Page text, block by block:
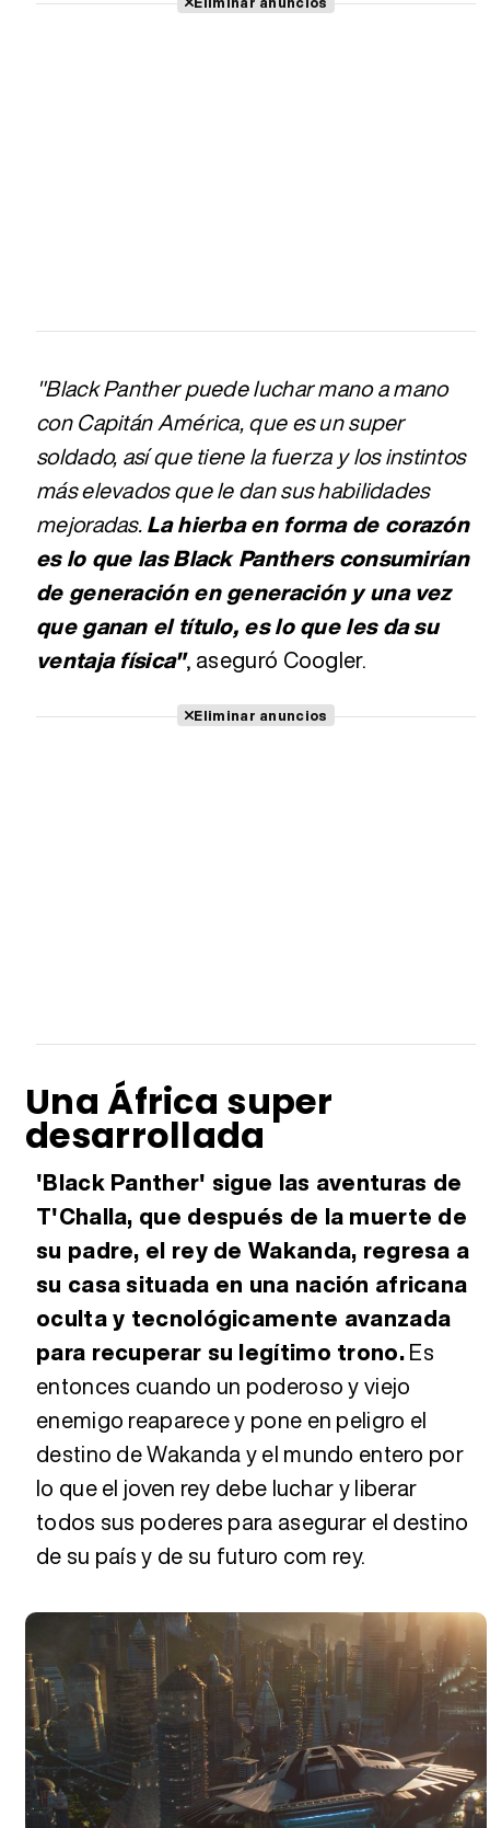
"Black Panther puede luchar mano a mano
con Capitán América, que es un super
soldado, así que tiene la fuerza y los instintos
más elevados que le dan sus habilidades
mejoradas.La hierba en forma de corazón
es lo que las Black Panthers consumirían
de generación en generación y una vez
que ganan el título, es lo que les da su
ventaja física", aseguró Coogler.
Eliminar anuncios
Una África super
desarrollada
'Black Panther' sigue las aventuras de
T'Challa, que después de la muerte de
su padre, el rey de Wakanda, regresa a
su casa situada en una nación africana
oculta y tecnológicamente avanzada
para recuperar su legítimo trono.Es
entonces cuando un poderoso y viejo
enemigo reaparece y pone en peligro el
destino de Wakanda y el mundo entero por
lo que el joven rey debe luchar y liberar
todos sus poderes para asegurar el destino
de su país y de su futuro com rey.